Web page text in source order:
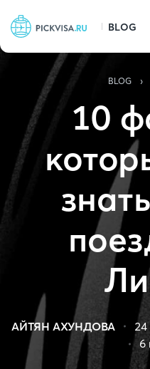
BLOG
BLOG ›
10
АЙТЯН АХУНДОВА 24
6